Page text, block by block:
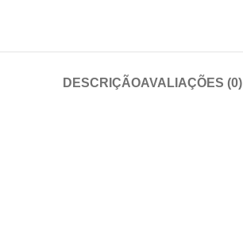
DESCRIÇÃOAVALIAÇÕES (0)